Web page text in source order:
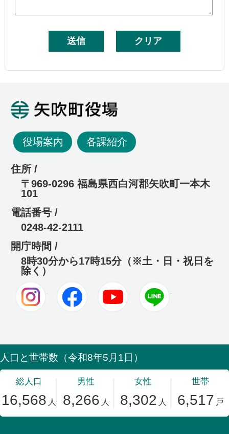
役場案内 各課紹介
住所 /
〒969-0296 福島県西白河郡矢吹町一本木
101
電話番号 /
0248-42-2111
開庁時間 /
8時30分から17時15分（※土・日・祝日を
除く）
Instagram Facebook Youtube